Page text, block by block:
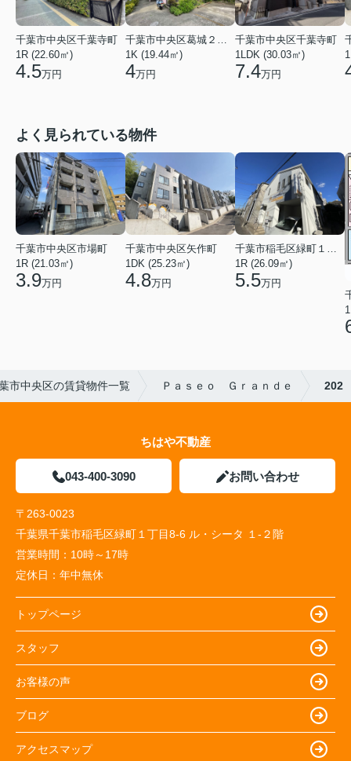
千葉市中央区千葉寺町
1R (22.60㎡)
4.5万円
千葉市中央区葛城２丁目
1K (19.44㎡)
4万円
千葉市中央区千葉寺町
1LDK (30.03㎡)
7.4万円
よく見られている物件
千葉市中央区市場町
1R (21.03㎡)
3.9万円
千葉市中央区矢作町
1DK (25.23㎡)
4.8万円
千葉市稲毛区緑町１丁目
1R (26.09㎡)
5.5万円
市中央区の賃貸物件一覧 Ｐａｓｅｏ Ｇｒａｎｄｅ 202
ちはや不動産
043-400-3090 お問い合わせ
〒263-0023
千葉県千葉市稲毛区緑町１丁目8-6 ル・シータ １-２階
営業時間： 10時～17時
定休日： 年中無休
トップページ
スタッフ
お客様の声
ブログ
アクセスマップ